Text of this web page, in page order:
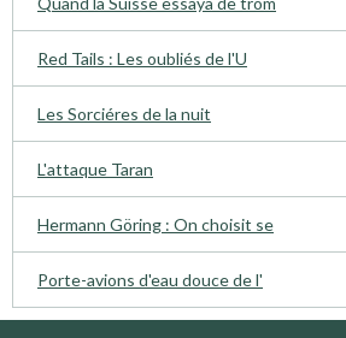
Red Tails : Les oubliés de l'U
Les Sorciéres de la nuit
L'attaque Taran
Hermann Göring : On choisit se
Porte-avions d'eau douce de l'